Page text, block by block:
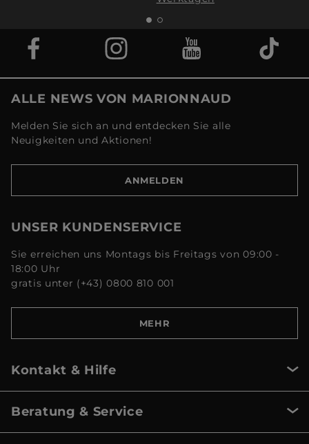
ALLE NEWS VON MARIONNAUD
Melden Sie sich an und entdecken Sie alle
Neuigkeiten und Aktionen!
ANMELDEN
UNSER KUNDENSERVICE
Sie erreichen uns Montags bis Freitags von 09:00 -
18:00 Uhr
gratis unter (+43) 0800 810 001
MEHR
Kontakt & Hilfe
Beratung & Service